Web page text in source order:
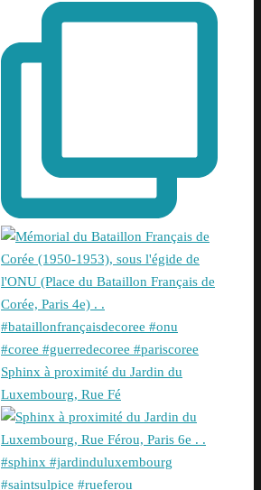
Sphinx à proximité du Jardin du
Luxembourg, Rue Fé